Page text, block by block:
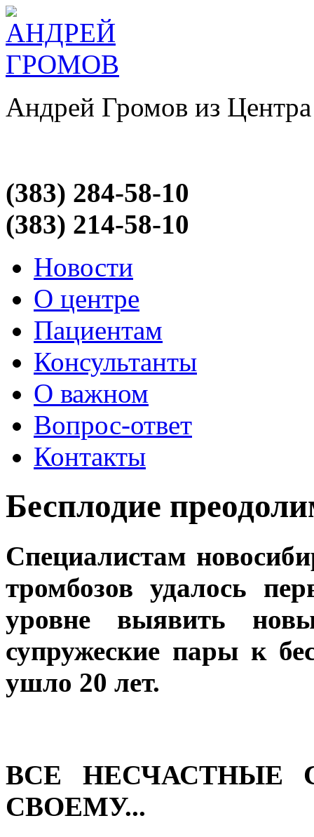
Андрей Громов из
(383) 284-58-10
(383) 214-58-10
Новости
О центре
Пациентам
Консультанты
О важном
Вопрос-ответ
Контакты
Бесплодие
Специалистам
тромбозов удалось
уровне выявить
супружеские пары к
ушло 20 лет.
ВСЕ НЕСЧАСТНЫЕ
СВОЕМУ...